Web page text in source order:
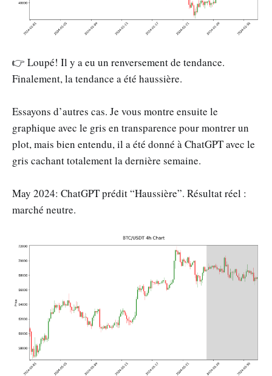
👉 Loupé! Il y a eu un renversement de tendance.
Finalement, la tendance a été haussière.
Essayons d’autres cas. Je vous montre ensuite le
graphique avec le gris en transparence pour montrer un
plot, mais bien entendu, il a été donné à ChatGPT avec le
gris cachant totalement la dernière semaine.
May 2024: ChatGPT prédit “Haussière”. Résultat réel :
marché neutre.